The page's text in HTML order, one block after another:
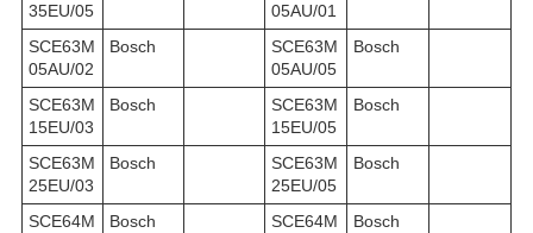
35EU/05
05AU/01
SCE63M
05AU/02
Bosch
SCE63M
05AU/05
Bosch
SCE63M
15EU/03
Bosch
SCE63M
15EU/05
Bosch
SCE63M
25EU/03
Bosch
SCE63M
25EU/05
Bosch
SCE64M
Bosch
SCE64M
Bosch